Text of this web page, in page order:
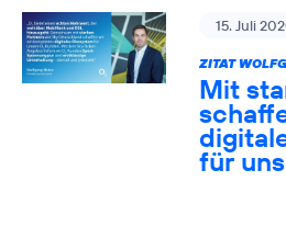
15. Juli
ZITAT
Mit
für